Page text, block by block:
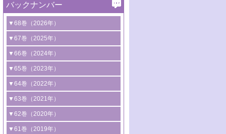
バックナンバー
▼68巻（2026年）
1号 過酸化水素合成に関する研究動向
2号 コンピューター技術により加速する
触媒開発
3号 有機分子変換やCO 資源化のための
光触媒に関する最近の研究
B号 第137回触媒討論会（2026年）
▼67巻（2025年）
1号 CO
水素化によるグリーン燃料/グリ
ーンケミカル製造
2号 水素製造のための水分解技術に関す
る最近の研究
3号 オレフィン系樹脂の精密合成に関す
る最新技術
4号 アルコール類の効率的変換を実現す
▼66巻（2024年）
1号 低次元ナノ構造を有する触媒材料
2号 規制反応場を活用した固体触媒研究
の新展開
3号 未踏分子変換を目指した酸化触媒プ
ロセスの最前線
4号 シンクロトロン放射光および中性子
▼65巻（2023年）
1号 炭素が関わる触媒機能
2号 プラスチックケミカルリサイクルの
ための触媒技術
3号 非酸化物系金属化合物を基盤とした
▼64巻（2022年）
1号 合成ガス製造とCOを用いるケミカル
ズ合成の最新動向
2号 化学品合成のための合金触媒開発
▼63巻（2021年）
1号 金触媒の新展開
2号 ペロブスカイト
▼62巻（2020年）
1号 触媒設計を拓く欠陥構造のキャラク
▼61巻（2019年）